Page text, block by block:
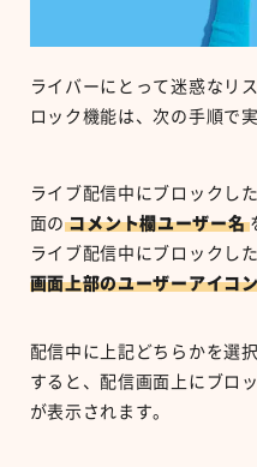
ライバーにとって迷惑なリ
ロック機能は、次の手順で
ライブ配信中にブロックし
面の コメント欄ユーザー名
ライブ配信中にブロックし
画面上部のユーザーアイコ
配信中に上記どちらかを選
すると、配信画面上にブロ
が表示されます。